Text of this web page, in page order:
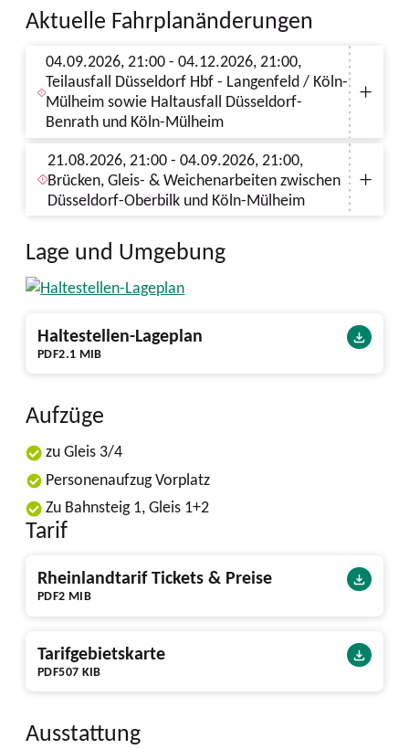
Aktuelle Fahrplanänderungen
04.09.2026, 21:00 - 04.12.2026, 21:00,
Teilausfall Düsseldorf Hbf - Langenfeld / Köln-
Mülheim sowie Haltausfall Düsseldorf-
Benrath und Köln-Mülheim
21.08.2026, 21:00 - 04.09.2026, 21:00,
Brücken, Gleis- & Weichenarbeiten zwischen
Düsseldorf-Oberbilk und Köln-Mülheim
Lage und Umgebung
PDF2.1 MIB
Haltestellen-Lageplan
Aufzüge
zu Gleis 3/4
Personenaufzug Vorplatz
Zu Bahnsteig 1, Gleis 1+2
Tarif
PDF2 MIB
Rheinlandtarif Tickets & Preise
PDF507 KIB
Tarifgebietskarte
Ausstattung